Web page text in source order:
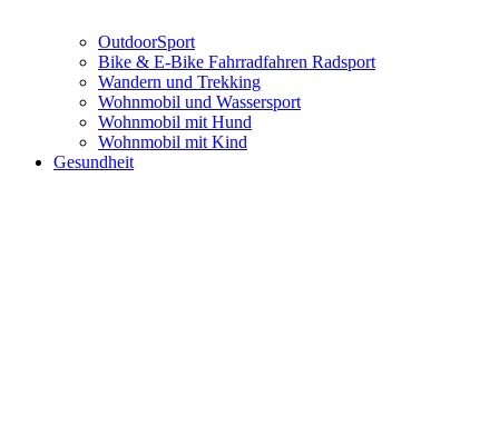
OutdoorSport
Bike & E-Bike Fahrradfahren Radsport
Wandern und Trekking
Wohnmobil und Wassersport
Wohnmobil mit Hund
Wohnmobil mit Kind
Gesundheit